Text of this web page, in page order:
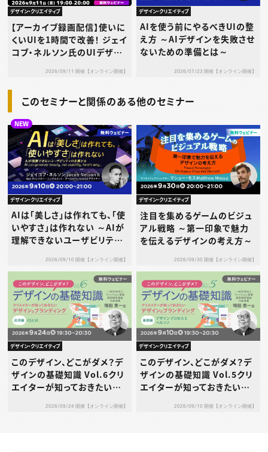
デザイン・クリエイティブ
【アーカイブ録画配信】使いに
くいUIを1時間で改善！ ジェイ
コブ・ネルソン氏のUIデザイ
2026/09/11 開催【オンライン開催】
デザイン・クリエイティブ
AIを使う前にやるべきUIの整
え方 ～AIデザインを失敗させ
ないための準備とは～
2026/07/23 開催【オンライン開催】
このセミナーと関係のある他のセミナー
NEW
デザイン・クリエイティブ
AIは「美しさ」は作れても、「使
いやすさ」は作れない ～AIが
理解できないユーザビリティ
2026/09/10 開催【オンライン開催】
デザイン・クリエイティブ
注目を集めるゲームのビジュ
アル戦略 ～第一印象で魅力
を伝えるデザインの考え方～
2026/09/30 開催【オンライン開催】
デザイン・クリエイティブ
このデザイン、どこがダメ？デ
ザインの基礎知識 Vol.6クリ
エイターが知っておきたいデ
編］～CIとVI～2026/09/24 開催【オンライン開催】
デザイン・クリエイティブ
このデザイン、どこがダメ？デ
ザインの基礎知識 Vol.5クリ
エイターが知っておきたいデ
編］～デザインプロセスとペ
2026/09/10 開催【オンライン開催】